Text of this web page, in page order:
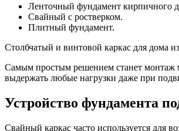
Ленточный фундамент кирпичного
Свайный с ростверком.
Плитный фундамент.
Столбчатый и винтовой каркас для дома
Самым простым решением станет монтаж
выдержать любые нагрузки даже при
Устройство фундамента
Свайный каркас часто используется для